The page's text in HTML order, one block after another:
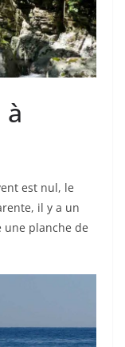
est nul, le
il y a un
une planche de